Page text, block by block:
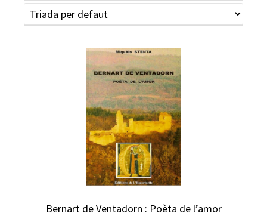
Bernart de Ventadorn : Poèta de l’amor